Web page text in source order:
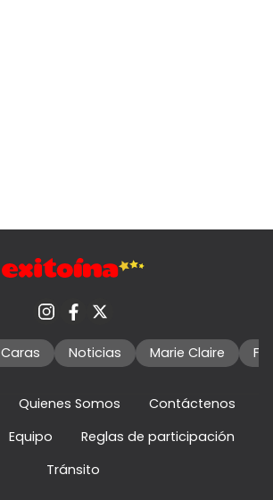
Caras Noticias Marie Claire
Quienes Somos
Contáctenos
Equipo
Reglas de participación
Tránsito